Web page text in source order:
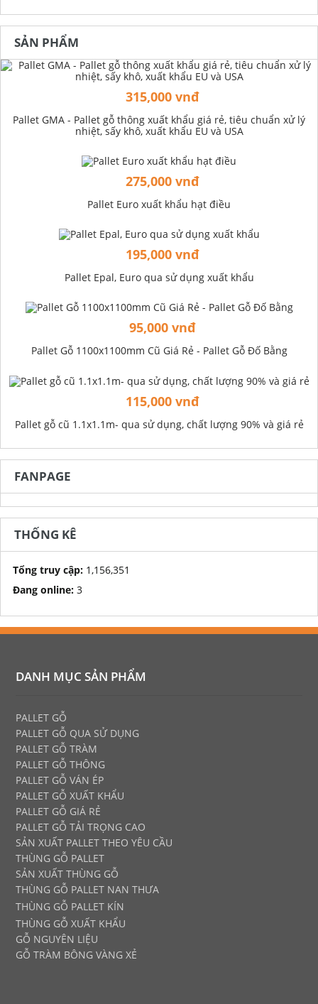
SẢN PHẨM
315,000 vnđ
Pallet GMA - Pallet gỗ thông xuất khẩu giá rẻ, tiêu chuẩn xử lý
nhiệt, sấy khô, xuất khẩu EU và USA
275,000 vnđ
Pallet Euro xuất khẩu hạt điều
195,000 vnđ
Pallet Epal, Euro qua sử dụng xuất khẩu
95,000 vnđ
Pallet Gỗ 1100x1100mm Cũ Giá Rẻ - Pallet Gỗ Đố Bằng
115,000 vnđ
Pallet gỗ cũ 1.1x1.1m- qua sử dụng, chất lượng 90% và giá rẻ
FANPAGE
THỐNG KÊ
Tổng truy cập: 1,156,351
Đang online: 3
DANH MỤC SẢN PHẨM
PALLET GỖ
PALLET GỖ QUA SỬ DỤNG
PALLET GỖ TRÀM
PALLET GỖ THÔNG
PALLET GỖ VÁN ÉP
PALLET GỖ XUẤT KHẨU
PALLET GỖ GIÁ RẺ
PALLET GỖ TẢI TRỌNG CAO
SẢN XUẤT PALLET THEO YÊU CẦU
THÙNG GỖ PALLET
SẢN XUẤT THÙNG GỖ
THÙNG GỖ PALLET NAN THƯA
THÙNG GỖ PALLET KÍN
THÙNG GỖ XUẤT KHẨU
GỖ NGUYÊN LIỆU
GỖ TRÀM BÔNG VÀNG XẺ